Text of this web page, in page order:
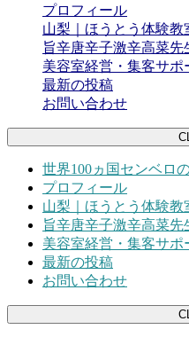
プロフィール
山梨｜ほうとう体験教
旨辛唐辛子激辛高菜先
美容室経営・集客サポ
最新の投稿
お問い合わせ
世界100ヵ国センベロ
プロフィール
山梨｜ほうとう体験教
旨辛唐辛子激辛高菜先
美容室経営・集客サポ
最新の投稿
お問い合わせ